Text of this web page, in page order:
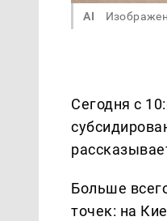
AI
Сегодня с
Больше
точек: на